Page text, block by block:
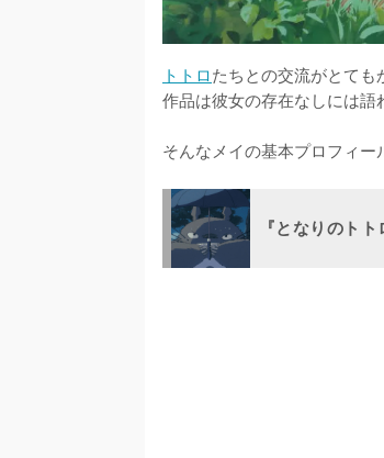
トトロたちとの交流がとて
作品は彼女の存在なしには語
そんなメイの基本プロフィー
『となりのト